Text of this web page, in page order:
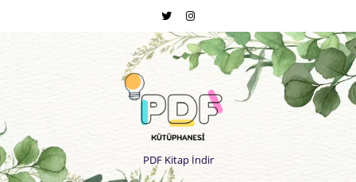
PDF Kitap İndir